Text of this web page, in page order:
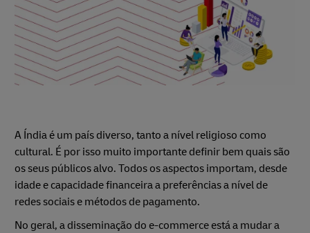
A Índia é um país diverso, tanto a nível religioso como
cultural. É por isso muito importante definir bem quais são
os seus públicos alvo. Todos os aspectos importam, desde
idade e capacidade financeira a preferências a nível de
redes sociais e métodos de pagamento.
No geral, a disseminação do e-commerce está a mudar a